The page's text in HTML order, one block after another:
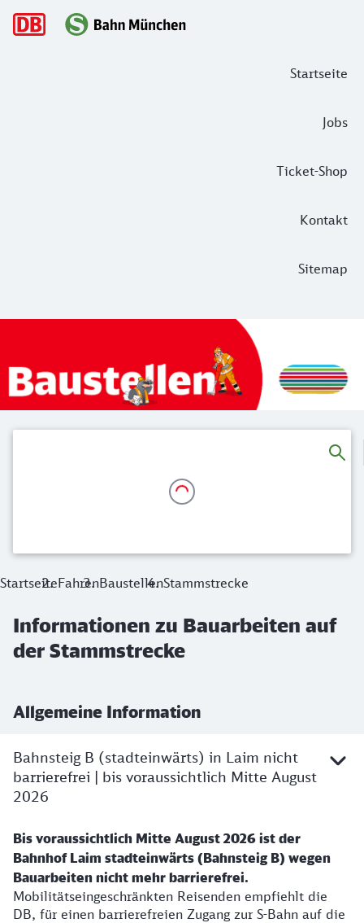
Startseite
Jobs
Ticket-Shop
Kontakt
Sitemap
Hauptnavigation
Informationen zu Bauarbeiten auf
StartseiteFahrenBaustellenStammstrecke
Informationen zu Bauarbeiten auf
der Stammstrecke
Allgemeine Information
Bahnsteig B (stadteinwärts) in Laim nicht
barrierefrei | bis voraussichtlich Mitte August
2026
Bis voraussichtlich Mitte August 2026 ist der
Bahnhof Laim stadteinwärts (Bahnsteig B) wegen
Bauarbeiten nicht mehr barrierefrei.
Mobilitätseingeschränkten Reisenden empfiehlt die
DB, für einen barrierefreien Zugang zur S-Bahn auf die